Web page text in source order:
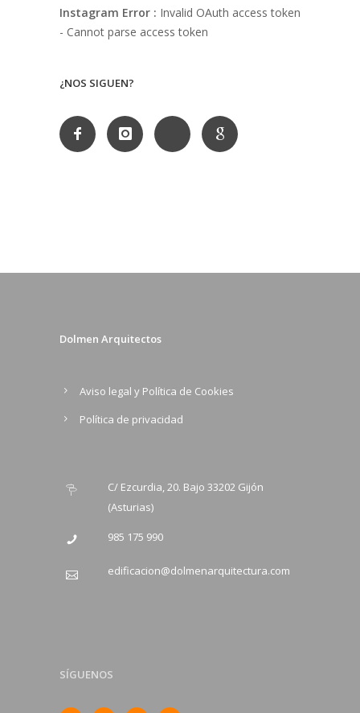
Instagram Error : Invalid OAuth access token
- Cannot parse access token
¿NOS SIGUEN?
Dolmen Arquitectos
Aviso legal y Política de Cookies
Política de privacidad
C/ Ezcurdia, 20. Bajo 33202 Gijón
(Asturias)
985 175 990
edificacion@dolmenarquitectura.com
SÍGUENOS